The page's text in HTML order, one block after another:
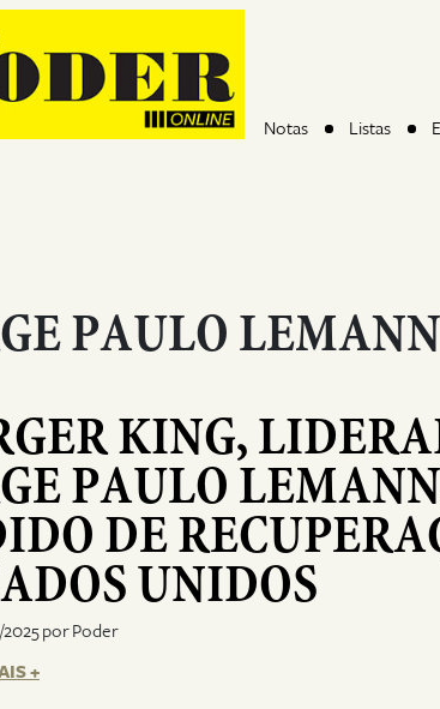
Notas Listas
PAULO LEMANN
KING,
PAULO
DE
UNIDOS
por Poder
+